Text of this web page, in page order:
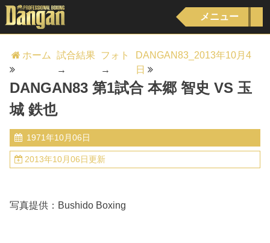
メニュー
ホーム
試合結果
→
フォト
→
DANGAN83_2013年10月4
日
DANGAN83 第1試合 本郷 智史 VS 玉
城 鉄也
1971年10月06日
2013年10月06日更新
写真提供：Bushido Boxing